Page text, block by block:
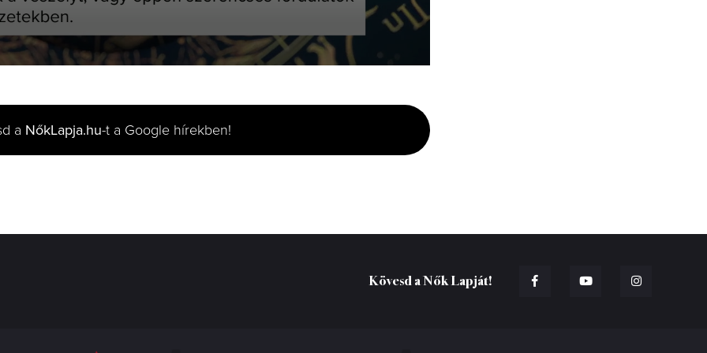
a NőkLapja.hu-t a Google hírekben!
Kövesd a Nők Lapját!